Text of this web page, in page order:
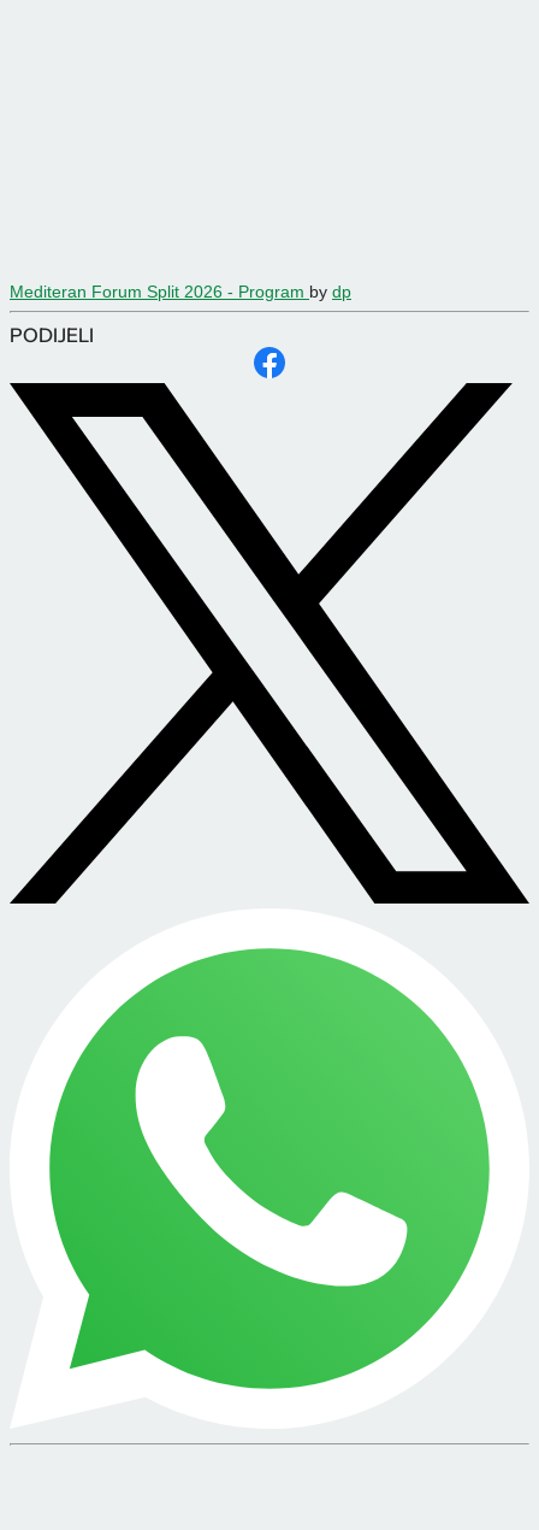
Mediteran Forum Split 2026 - Program by dp
PODIJELI